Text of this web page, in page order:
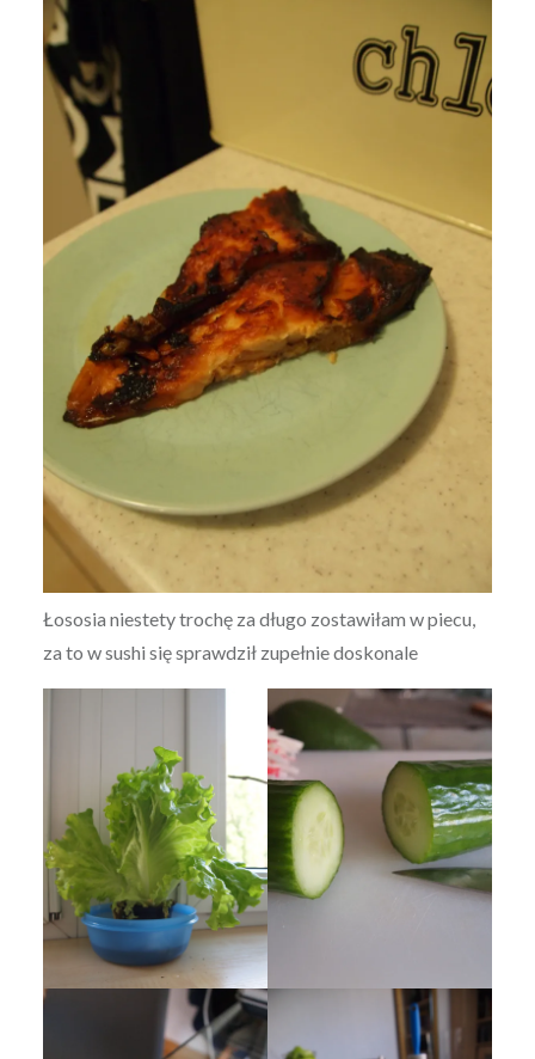
Łososia niestety trochę za długo zostawiłam w piecu,
za to w sushi się sprawdził zupełnie doskonale